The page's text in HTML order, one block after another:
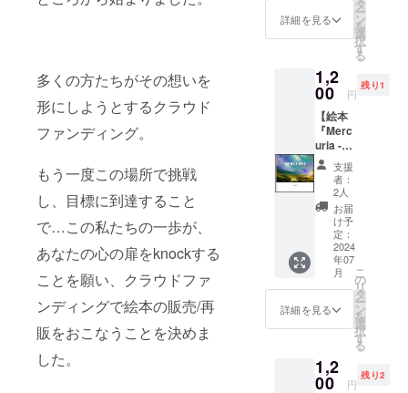
多くの方たちがその想いを
形にしようとするクラウド
ファンディング。
もう一度この場所で挑戦
し、目標に到達すること
で…この私たちの一歩が、
あなたの心の扉をknockする
ことを願い、クラウドファ
ンディングで絵本の販売/再
販をおこなうことを決めま
した。
開催予
詳細は
メール
にてご
連絡し
ます。
配信は
zoomに
て実施
予定、
アーカ
イブで
の視聴
も準備
しま
す。
ファー
ameha
pimoが
北海道
の美し
い景色
ととも
に、メ
ルクリ
アの世
界観を
お楽し
みくだ
さい。
ページ
数：24
ページ
サイ
ズ：A5
スクエ
詳細を見る
タ
ー
ン
を
選
択
す
る
1,2
00 円
残り1
【絵本
『Merc
uria -
reunion
-』購入
リター
ン】
絵：
mayuk
oko 優
しく力
強い、
mayuk
okoのえ
がくメ
ルクリ
楽しみ
くださ
支援
者：
2人
お届
け予
定：
2024
年07
月
詳細を見る
こ
の
リ
タ
ー
ン
を
選
択
す
る
1,2
00 円
残り2